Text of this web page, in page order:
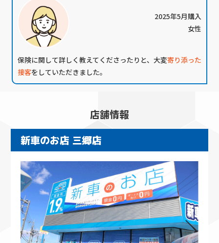
2025年5月購入
女性
保険に関して詳しく教えてくださったりと、大変寄り添った
接客をしていただきました。
店舗情報
新車のお店 三郷店